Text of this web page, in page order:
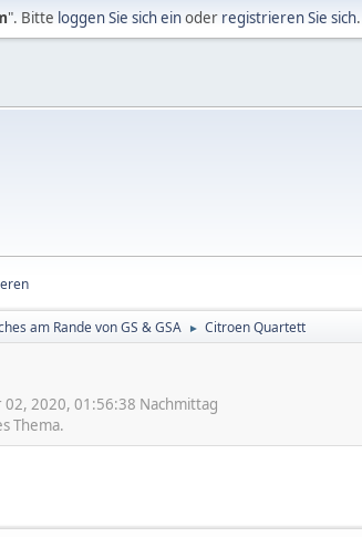
". Bitte loggen Sie sich einoder registrieren Sie sich.
am Rande von GS & GSA ► Citroen Quartett
2020, 01:56:38 Nachmittag
Thema.